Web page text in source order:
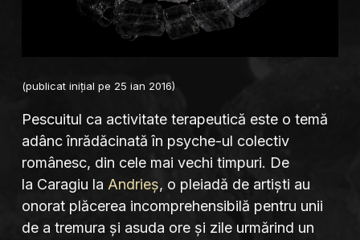
(publicat inițial pe 25 ian 2016)
Pescuitul ca activitate terapeutică este o temă
adânc înrădăcinată în psyche-ul colectiv
românesc, din cele mai vechi timpuri. De
la Caragiu la Andrieș, o pleiadă de artiști au
onorat plăcerea incomprehensibilă pentru unii
de a tremura și asuda ore și zile urmărind un